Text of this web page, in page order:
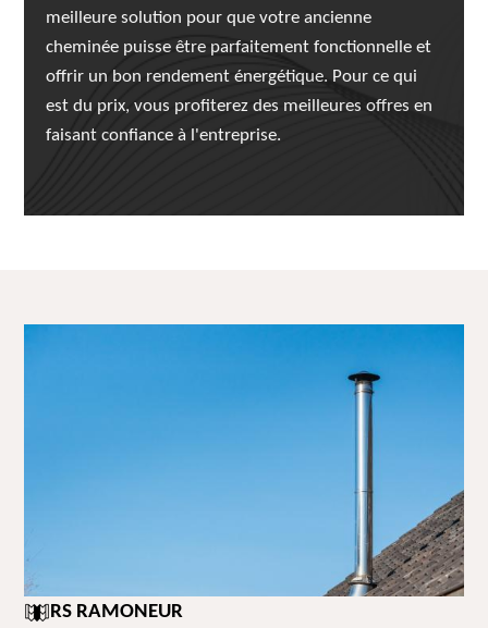
meilleure solution pour que votre ancienne
cheminée puisse être parfaitement fonctionnelle et
offrir un bon rendement énergétique. Pour ce qui
est du prix, vous profiterez des meilleures offres en
faisant confiance à l'entreprise.
RS RAMONEUR